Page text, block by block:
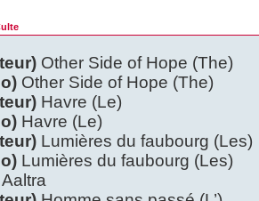
Other Side of Hope (The)
Other Side of Hope (The)
Havre (Le)
Havre (Le)
Lumières du faubourg (Les)
Lumières du faubourg (Les)
Aaltra